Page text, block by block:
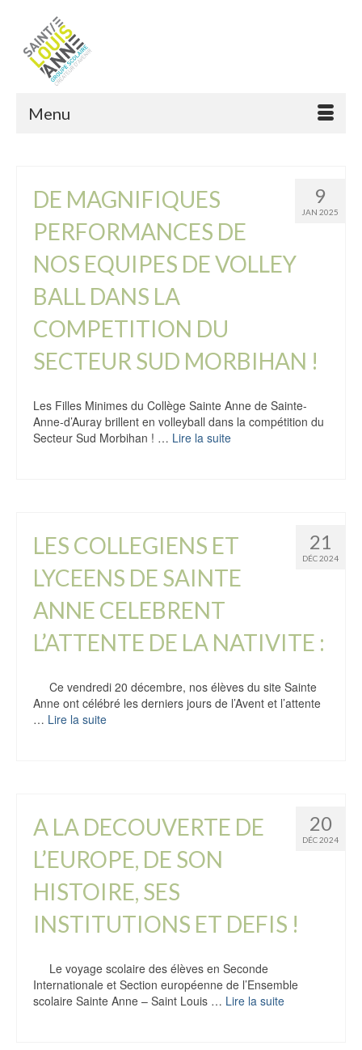
Menu
9
JAN 2025
DE MAGNIFIQUES
PERFORMANCES DE
NOS EQUIPES DE VOLLEY
BALL DANS LA
COMPETITION DU
SECTEUR SUD MORBIHAN !
Les Filles Minimes du Collège Sainte Anne de Sainte-
Anne-d’Auray brillent en volleyball dans la compétition du
Secteur Sud Morbihan ! … Lire la suite
21
DÉC 2024
LES COLLEGIENS ET
LYCEENS DE SAINTE
ANNE CELEBRENT
L’ATTENTE DE LA NATIVITE :
Ce vendredi 20 décembre, nos élèves du site Sainte
Anne ont célébré les derniers jours de l’Avent et l’attente
… Lire la suite
20
DÉC 2024
A LA DECOUVERTE DE
L’EUROPE, DE SON
HISTOIRE, SES
INSTITUTIONS ET DEFIS !
Le voyage scolaire des élèves en Seconde
Internationale et Section européenne de l’Ensemble
scolaire Sainte Anne – Saint Louis … Lire la suite